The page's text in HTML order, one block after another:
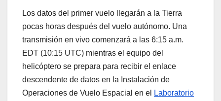
Los datos del primer vuelo llegarán a la Tierra
pocas horas después del vuelo autónomo. Una
transmisión en vivo comenzará a las 6:15 a.m.
EDT (10:15 UTC) mientras el equipo del
helicóptero se prepara para recibir el enlace
descendente de datos en la Instalación de
Operaciones de Vuelo Espacial en el
Laboratorio